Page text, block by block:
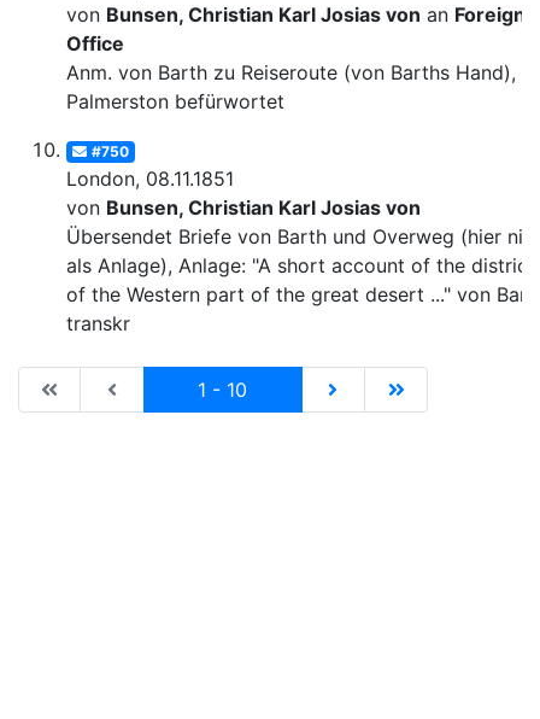
von Bunsen, Christian Karl Josias von an Foreign
Office
Anm. von Barth zu Reiseroute (von Barths Hand),
Palmerston befürwortet
#750
London, 08.11.1851
von Bunsen, Christian Karl Josias von
Übersendet Briefe von Barth und Overweg (hier
als Anlage), Anlage: "A short account of the
of the Western part of the great desert ..." von
transkr
|de:Erste Seite|en:First results page|
|de:Vorhergehende Seite|en:Previous results
1 - 10 |de:Nächste
|de:Letzte